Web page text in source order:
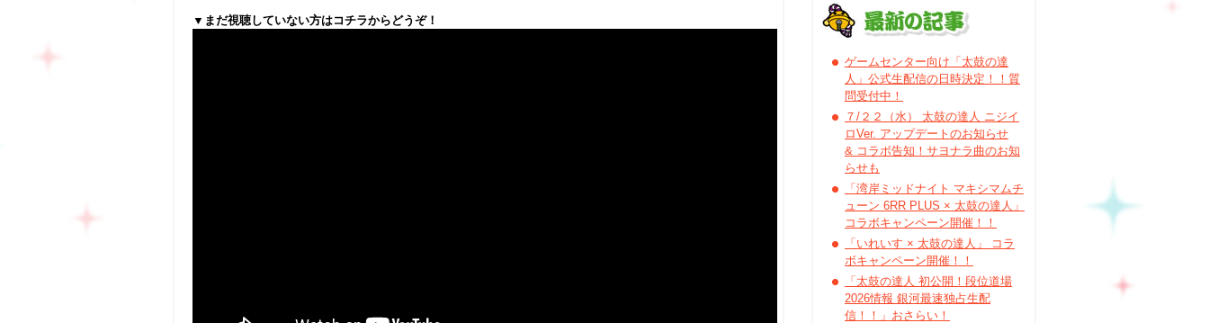
▼まだ視聴していない方はコチラからどうぞ！
ゲームセンター向け「太鼓の達
人」公式生配信の日時決定！！質
問受付中！
７/２２（水） 太鼓の達人 ニジイ
ロVer. アップデートのお知らせ
& コラボ告知！サヨナラ曲のお知
らせも
「湾岸ミッドナイト マキシマムチ
ューン 6RR PLUS × 太鼓の達人」
コラボキャンペーン開催！！
「いれいす × 太鼓の達人」 コラ
ボキャンペーン開催！！
「太鼓の達人 初公開！段位道場
2026情報 銀河最速独占生配
信！！」おさらい！